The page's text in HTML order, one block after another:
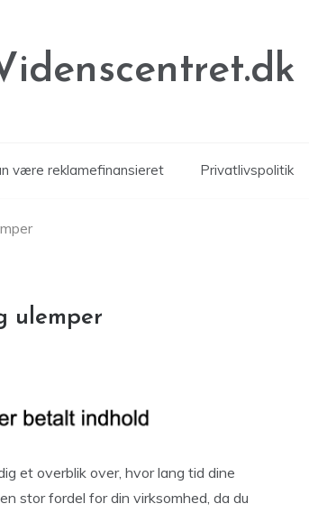
være reklamefinansieret Privatlivspolitik
ulemper
et overblik over, hvor lang tid dine
stor fordel for din virksomhed, da du